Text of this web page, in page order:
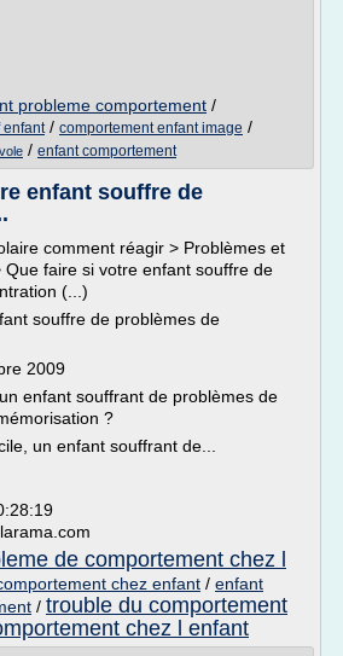
probleme comportement /
enfant/ comportement enfant image /
/ enfant comportement
enfant souffre de
comment réagir > Problèmes et
Que faire si votre enfant souffre de
(...)
souffre de problèmes de
2009
enfant souffrant de problèmes de
?
un enfant souffrant de...
de comportement chez l
chez enfant / enfant
/ trouble du comportement
chez l enfant